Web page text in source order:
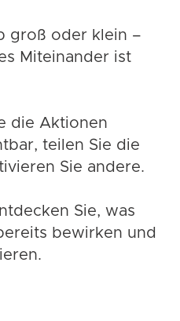
groß oder klein –
Miteinander ist
die Aktionen
teilen Sie die
Sie andere.
Sie, was
bewirken und